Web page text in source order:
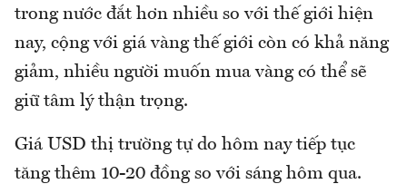
trong nước đắt hơn nhiều so với thế giới hiện
nay, cộng với giá vàng thế giới còn có khả năng
giảm, nhiều người muốn mua vàng có thể sẽ
giữ tâm lý thận trọng.
Giá USD thị trường tự do hôm nay tiếp tục
tăng thêm 10-20 đồng so với sáng hôm qua.